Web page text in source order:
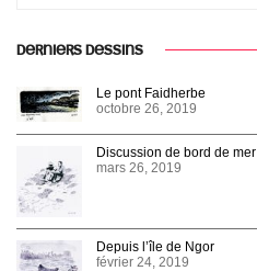
DERNIERS DESSINS
Le pont Faidherbe
octobre 26, 2019
Discussion de bord de mer
mars 26, 2019
Depuis l’île de Ngor
février 24, 2019